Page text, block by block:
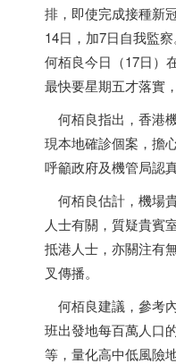
排，即使完成接種新
14日，加7日自我監
何栢良今日（17日）
最快要星期五才落實
何栢良指出， 香港
現本地確診個案，擔
呼籲政府及機管局認
何栢良估計，機場
人士有關，質疑貴賓
抵港人士，亦關注有
叉傳播。
何栢良建議，參考
班出發地每百萬人口
等，量化高中低風險